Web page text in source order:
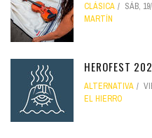
CLÁSICA SÁB,
MARTÍN
HEROFEST
ALTERNATIVA
EL HIERRO